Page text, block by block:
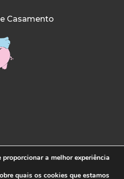
Casamento
a melhor experiência
quais os cookies que estamos